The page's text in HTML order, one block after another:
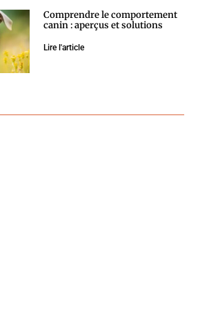
Comprendre le comportement
canin : aperçus et solutions
Lire l'article